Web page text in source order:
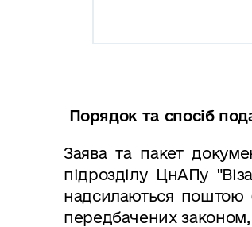
Порядок та спосіб
Заява та пакет
підрозділу ЦнАПу
надсилаються поштою
передбачених законом,